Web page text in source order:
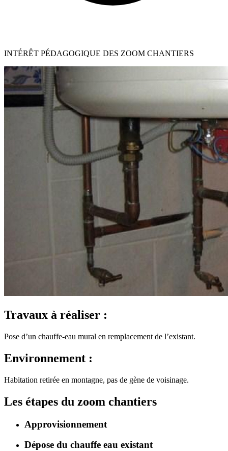
INTÉRÊT PÉDAGOGIQUE DES ZOOM CHANTIERS
Travaux à réaliser :
Pose d’un chauffe-eau mural en remplacement de l’existant.
Environnement :
Habitation retirée en montagne, pas de gène de voisinage.
Les étapes du zoom chantiers
Approvisionnement
Dépose du chauffe eau existant